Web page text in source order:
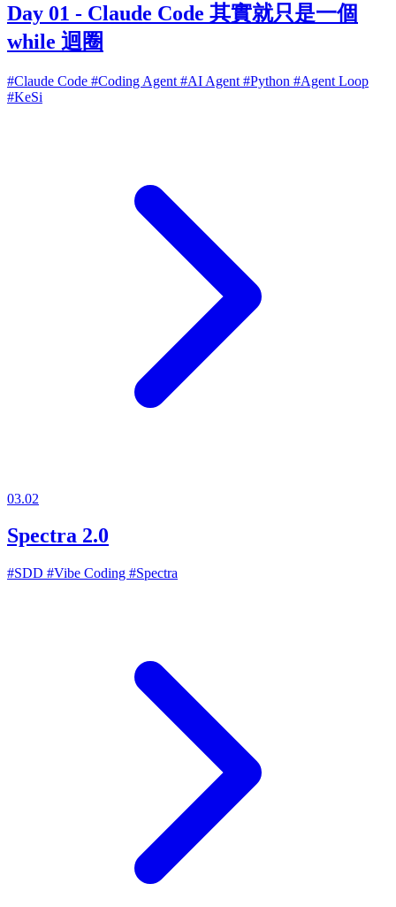
Day 01 - Claude Code 其實就只是一個
while 迴圈
#Claude Code #Coding Agent #AI Agent #Python #Agent Loop
#KeSi
03.02
Spectra 2.0
#SDD #Vibe Coding #Spectra